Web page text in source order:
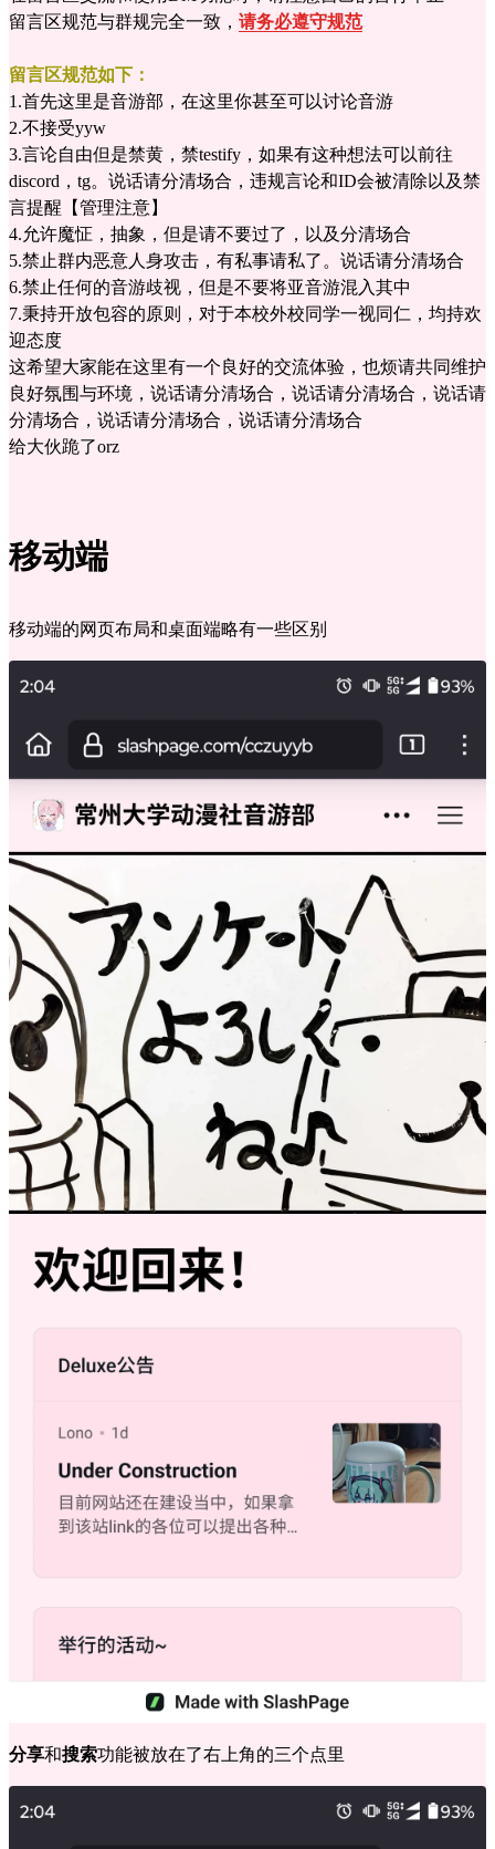
留言区规范与群规完全一致， 请务必遵守规范
留言区规范如下：
1.首先这里是音游部，在这里你甚至可以讨论音游
2.不接受yyw
3.言论自由但是禁黄，禁testify，如果有这种想法可以前往
discord，tg。说话请分清场合，违规言论和ID会被清除以及禁
言提醒【管理注意】
4.允许魔怔，抽象，但是请不要过了，以及分清场合
5.禁止群内恶意人身攻击，有私事请私了。说话请分清场合
6.禁止任何的音游歧视，但是不要将亚音游混入其中
7.秉持开放包容的原则，对于本校外校同学一视同仁，均持欢
迎态度
这希望大家能在这里有一个良好的交流体验，也烦请共同维护
良好氛围与环境，说话请分清场合，说话请分清场合，说话请
分清场合，说话请分清场合，说话请分清场合
给大伙跪了orz
移动端
移动端的网页布局和桌面端略有一些区别
分享和搜索功能被放在了右上角的三个点里